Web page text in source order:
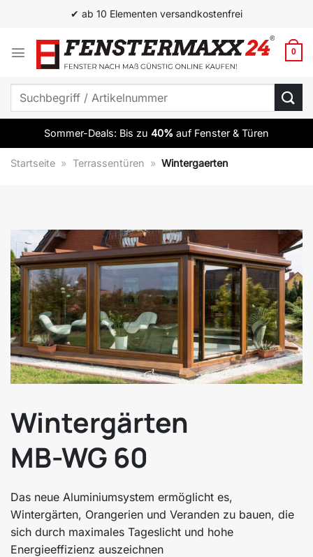
springen
✔ ab 10 Elementen versandkostenfrei
0
Suchen
Sommer-Deals: Bis zu 40% auf Fenster & Türen
Startseite » Terrassentüren » Wintergaerten
Wintergärten
MB-WG 60
Das neue Aluminiumsystem ermöglicht es,
Wintergärten, Orangerien und Veranden zu bauen, die
sich durch maximales Tageslicht und hohe
Energieeffizienz auszeichnen